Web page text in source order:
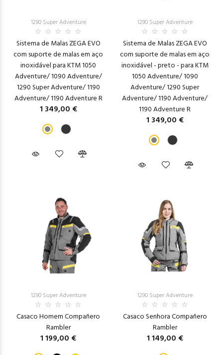
1290 Super Adventure
Sistema de Malas ZEGA EVO
com suporte de malas em aço
inoxidável para KTM 1050
Adventure/ 1090 Adventure/
1290 Super Adventure/ 1190
Adventure/ 1190 Adventure R
1 349,00 €
1290 Super Adventure
Sistema de Malas ZEGA EVO
com suporte de malas em aço
inoxidável - preto - para KTM
1050 Adventure/ 1090
Adventure/ 1290 Super
Adventure/ 1190 Adventure/
1190 Adventure R
1 349,00 €
1290 Super Adventure
Casaco Homem Compañero
Rambler
1 199,00 €
1290 Super Adventure
Casaco Senhora Compañero
Rambler
1 149,00 €